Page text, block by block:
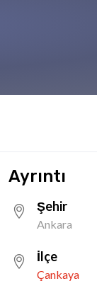
Ayrıntı
Şehir
Ankara
İlçe
Çankaya